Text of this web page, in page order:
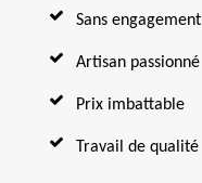
Sans engagement
Artisan passionné
Prix imbattable
Travail de qualité